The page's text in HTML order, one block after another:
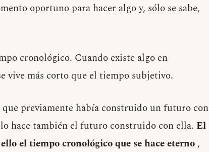
oportuno para hacer algo y, sólo se sabe,
cronológico. Cuando existe algo en
vive más corto que el tiempo subjetivo.
que previamente había construido un futuro con
lo hace también el futuro construido con ella. El
el tiempo cronológico que se hace eterno ,